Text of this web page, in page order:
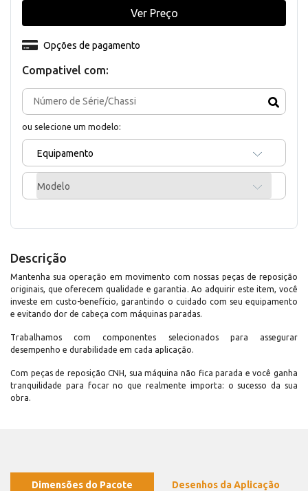
Compativel com:
ou selecione um modelo:
Equipamento
Modelo
Opções de pagamento
Ver Preço
Descrição
Mantenha sua operação em movimento com nossas peças de reposição
originais, que oferecem qualidade e garantia. Ao adquirir este item, você
investe em custo-benefício, garantindo o cuidado com seu equipamento
e evitando dor de cabeça com máquinas paradas.
Trabalhamos com componentes selecionados para assegurar
desempenho e durabilidade em cada aplicação.
Com peças de reposição CNH, sua máquina não fica parada e você ganha
tranquilidade para focar no que realmente importa: o sucesso da sua
obra.
Dimensões do Pacote Desenhos da Aplicação